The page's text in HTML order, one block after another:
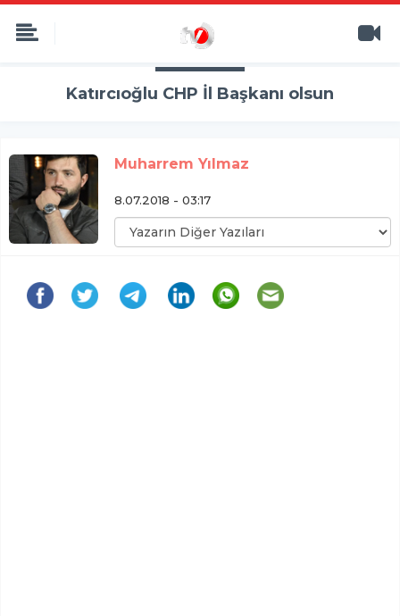
Katırcıoğlu CHP İl Başkanı olsun
Muharrem Yılmaz
8.07.2018 - 03:17